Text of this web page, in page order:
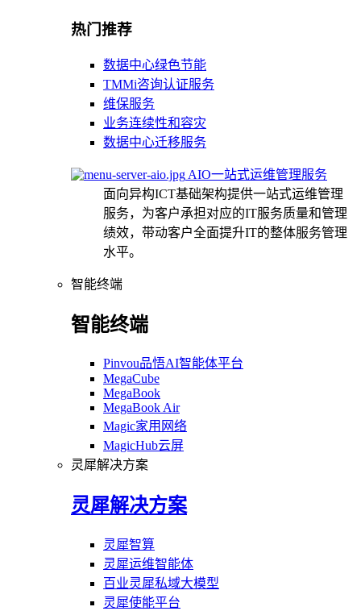
热门推荐
数据中心绿色节能
TMMi咨询认证服务
维保服务
业务连续性和容灾
数据中心迁移服务
AIO一站式运维管理服务
面向异构ICT基础架构提供一站式运维管理
服务，为客户承担对应的IT服务质量和管理
绩效，带动客户全面提升IT的整体服务管理
水平。
智能终端
智能终端
Pinvou品悟AI智能体平台
MegaCube
MegaBook
MegaBook Air
Magic家用网络
MagicHub云屏
灵犀解决方案
灵犀解决方案
灵犀智算
灵犀运维智能体
百业灵犀私域大模型
灵犀使能平台